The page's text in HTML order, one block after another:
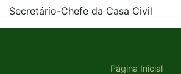
Secretário-Chefe da Casa Civil
Página Inicial